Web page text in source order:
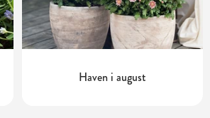
Haven i august